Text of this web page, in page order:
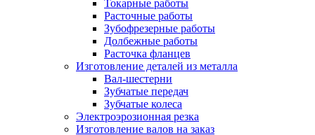
Токарные работы
Расточные работы
Зубофрезерные работы
Долбежные работы
Расточка фланцев
Изготовление деталей из металла
Вал-шестерни
Зубчатые передач
Зубчатые колеса
Электроэрозионная резка
Изготовление валов на заказ